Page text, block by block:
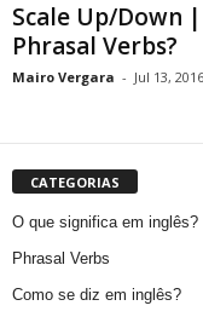
Scale Up/Down
Phrasal Verbs?
Mairo Vergara - Jul 13, 2016
CATEGORIAS
O que significa em inglês?
Phrasal Verbs
Como se diz em inglês?